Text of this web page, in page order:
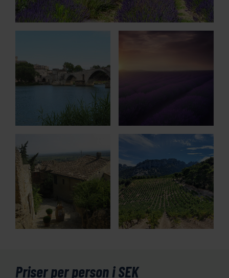
Priser per person i SEK